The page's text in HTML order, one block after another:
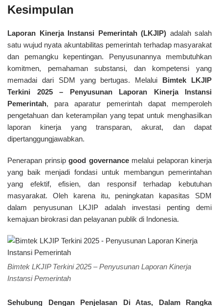
Kesimpulan
Laporan Kinerja Instansi Pemerintah (LKJIP) adalah salah
satu wujud nyata akuntabilitas pemerintah terhadap masyarakat
dan pemangku kepentingan. Penyusunannya membutuhkan
komitmen, pemahaman substansi, dan kompetensi yang
memadai dari SDM yang bertugas. Melalui Bimtek LKJIP
Terkini 2025 – Penyusunan Laporan Kinerja Instansi
Pemerintah, para aparatur pemerintah dapat memperoleh
pengetahuan dan keterampilan yang tepat untuk menghasilkan
laporan kinerja yang transparan, akurat, dan dapat
dipertanggungjawabkan.
Penerapan prinsip good governancemelalui pelaporan kinerja
yang baik menjadi fondasi untuk membangun pemerintahan
yang efektif, efisien, dan responsif terhadap kebutuhan
masyarakat. Oleh karena itu, peningkatan kapasitas SDM
dalam penyusunan LKJIP adalah investasi penting demi
kemajuan birokrasi dan pelayanan publik di Indonesia.
Bimtek LKJIP Terkini 2025 – Penyusunan Laporan Kinerja
Instansi Pemerintah
Sehubung Dengan Penjelasan Di Atas, Dalam Rangka